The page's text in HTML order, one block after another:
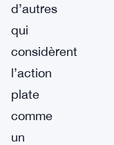
d’autres
qui
considèrent
l’action
plate
comme
un